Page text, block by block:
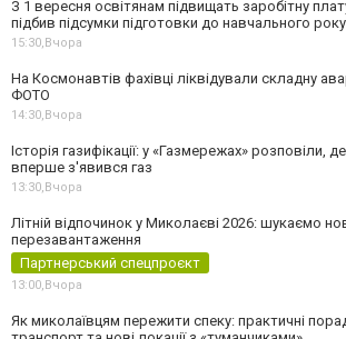
З 1 вересня освітянам підвищать заробітну
підбив підсумки підготовки до навчального року
15:30, Вчора
На Космонавтів фахівці ліквідували складну
ФОТО
14:30, Вчора
Історія газифікації: у «Газмережах» розповіли,
вперше з'явився газ
13:30, Вчора
Літній відпочинок у Миколаєві 2026: шукаємо
перезавантаження
Партнерський спецпроєкт
13:00, Вчора
Як миколаївцям пережити спеку: практичні